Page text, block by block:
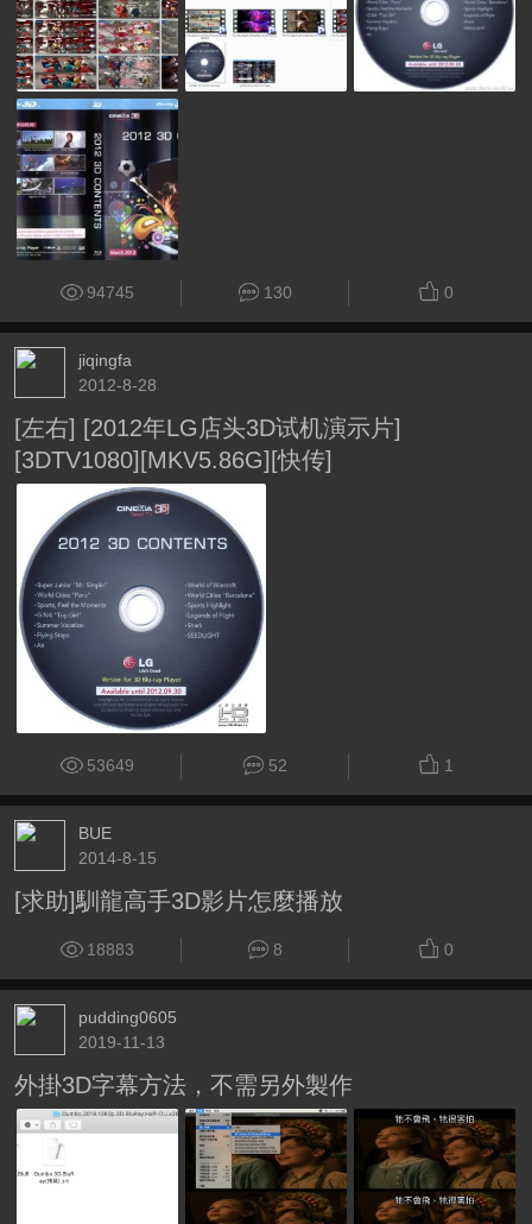
94745 130 0
jiqingfa
2012-8-28
[左右] [2012年LG店头3D试机演示片]
[3DTV1080][MKV5.86G][快传]
53649 52 1
BUE
2014-8-15
[求助]馴龍高手3D影片怎麼播放
18883 8 0
pudding0605
2019-11-13
外掛3D字幕方法，不需另外製作